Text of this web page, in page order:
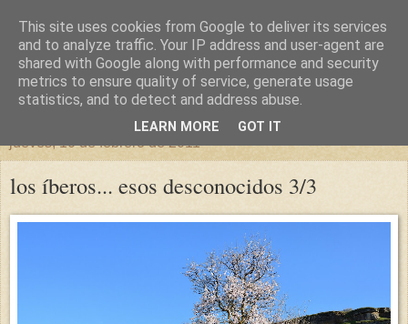
un sitio diferente
una casa para crecer, un castillo para soñar
jueves, 10 de febrero de 2011
los íberos... esos desconocidos 3/3
This site uses cookies from Google to deliver its services
and to analyze traffic. Your IP address and user-agent are
shared with Google along with performance and security
metrics to ensure quality of service, generate usage
statistics, and to detect and address abuse.
LEARN MORE GOT IT